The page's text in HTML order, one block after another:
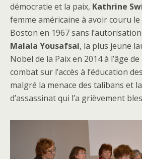
démocratie et la paix, Kathrine
femme américaine à avoir couru
Boston en 1967 sans
Malala Yousafsai, la plus jeune
Nobel de la Paix en 2014 à l’âge
combat sur l’accès à l’éducation
malgré la menace des talibans et
d’assassinat qui l’a grièvement